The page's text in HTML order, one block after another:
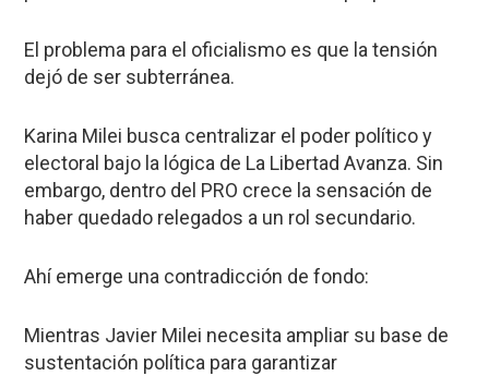
El problema para el oficialismo es que la tensión
dejó de ser subterránea.
Karina Milei busca centralizar el poder político y
electoral bajo la lógica de La Libertad Avanza. Sin
embargo, dentro del PRO crece la sensación de
haber quedado relegados a un rol secundario.
Ahí emerge una contradicción de fondo:
Mientras Javier Milei necesita ampliar su base de
sustentación política para garantizar